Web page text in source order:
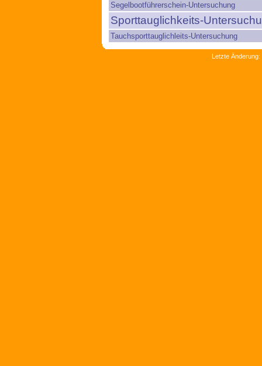
Segelbootführerschein-Untersuchung
Sporttauglichkeits-
Tauchsporttauglichleits-Untersuchung
Letzte